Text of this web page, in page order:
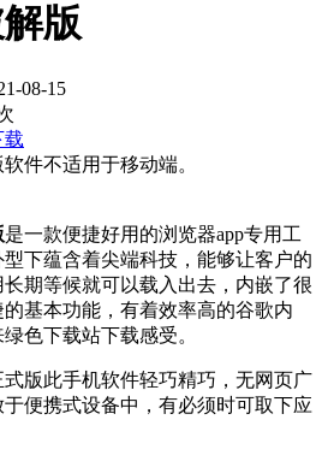
版
08-15
载
件不适用于移动端。
是一款便捷好用的浏览器app专用工
下蕴含着尖端科技，能够让客户的
期等候就可以载入出去，内嵌了很
基本功能，有着效率高的谷歌内
色下载站下载感受。
版此手机软件轻巧精巧，无网页广
便携式设备中，有必须时可取下应